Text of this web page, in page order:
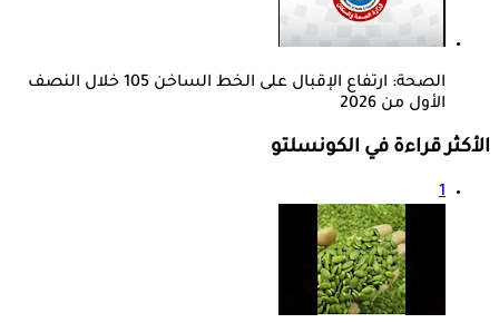
الصحة: ارتفاع الإقبال على الخط الساخن 105 خلال النصف
الأول من 2026
الأكثر قراءة في الكونسلتو
1